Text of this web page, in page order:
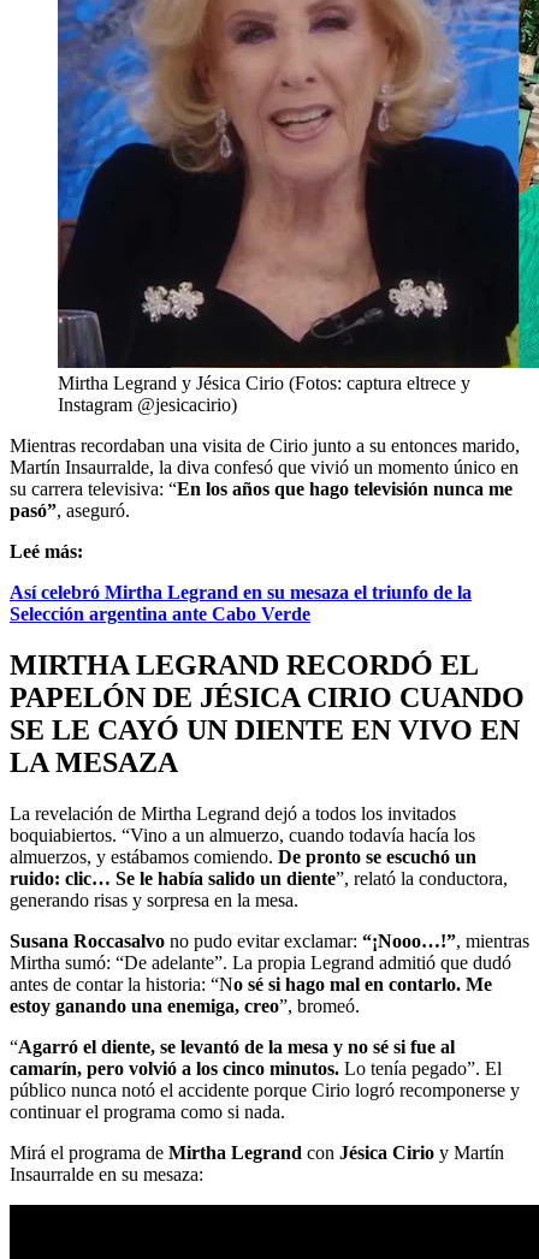
Mirtha Legrand y Jésica Cirio (Fotos: captura eltrece y
Instagram @jesicacirio)
Mientras recordaban una visita de Cirio junto a su entonces marido,
Martín Insaurralde, la diva confesó que vivió un momento único en
su carrera televisiva: “En los años que hago televisión nunca me
pasó”, aseguró.
Leé más:
Así celebró Mirtha Legrand en su mesaza el triunfo de la
Selección argentina ante Cabo Verde
MIRTHA LEGRAND RECORDÓ EL
PAPELÓN DE JÉSICA CIRIO CUANDO
SE LE CAYÓ UN DIENTE EN VIVO EN
LA MESAZA
La revelación de Mirtha Legrand dejó a todos los invitados
boquiabiertos. “Vino a un almuerzo, cuando todavía hacía los
almuerzos, y estábamos comiendo. De pronto se escuchó un
ruido: clic… Se le había salido un diente”, relató la conductora,
generando risas y sorpresa en la mesa.
Susana Roccasalvo no pudo evitar exclamar: “¡Nooo…!”, mientras
Mirtha sumó: “De adelante”. La propia Legrand admitió que dudó
antes de contar la historia: “No sé si hago mal en contarlo. Me
estoy ganando una enemiga, creo”, bromeó.
“Agarró el diente, se levantó de la mesa y no sé si fue al
camarín, pero volvió a los cinco minutos. Lo tenía pegado”. El
público nunca notó el accidente porque Cirio logró recomponerse y
continuar el programa como si nada.
Mirá el programa de Mirtha Legrand con Jésica Cirio y Martín
Insaurralde en su mesaza: